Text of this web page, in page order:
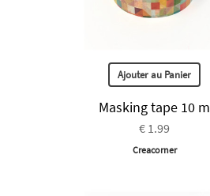
Ajouter au Panier
Masking tape 10 m
€ 1.99
Creacorner